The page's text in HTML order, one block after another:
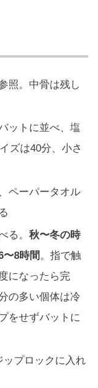
照。中骨は残し
ットに並べ、塩
ズは40分、小さ
ペーパータオル
る。秋〜冬の時
8時間。指で触
になったら完
の多い個体は冷
をせずバットに
ップロックに入れ